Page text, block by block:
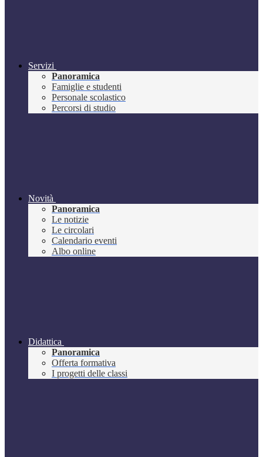
Servizi
Panoramica
Famiglie e studenti
Personale scolastico
Percorsi di studio
Novità
Panoramica
Le notizie
Le circolari
Calendario eventi
Albo online
Didattica
Panoramica
Offerta formativa
I progetti delle classi